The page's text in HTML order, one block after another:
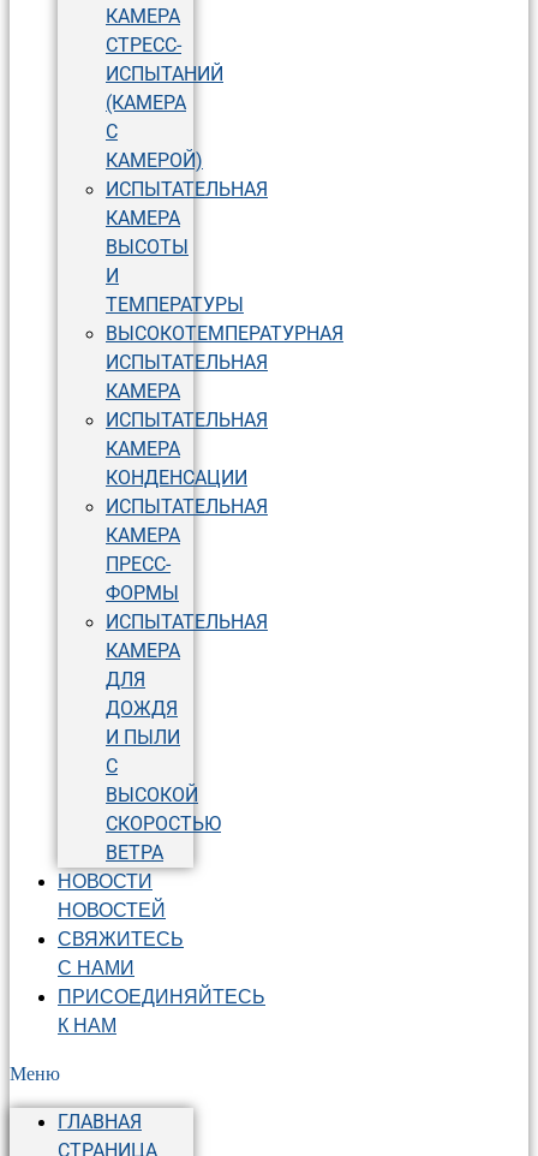
КАМЕРА
СТРЕСС-
ИСПЫТАНИЙ
(КАМЕРА
С
КАМЕРОЙ)
ИСПЫТАТЕЛЬНАЯ
КАМЕРА
ВЫСОТЫ
И
ТЕМПЕРАТУРЫ
ВЫСОКОТЕМПЕРАТУРНАЯ
ИСПЫТАТЕЛЬНАЯ
КАМЕРА
ИСПЫТАТЕЛЬНАЯ
КАМЕРА
КОНДЕНСАЦИИ
ИСПЫТАТЕЛЬНАЯ
КАМЕРА
ПРЕСС-
ФОРМЫ
ИСПЫТАТЕЛЬНАЯ
КАМЕРА
ДЛЯ
ДОЖДЯ
И ПЫЛИ
С
ВЫСОКОЙ
СКОРОСТЬЮ
ВЕТРА
НОВОСТИ
НОВОСТЕЙ
СВЯЖИТЕСЬ
С НАМИ
ПРИСОЕДИНЯЙТЕСЬ
К НАМ
Меню
ГЛАВНАЯ
СТРАНИЦА